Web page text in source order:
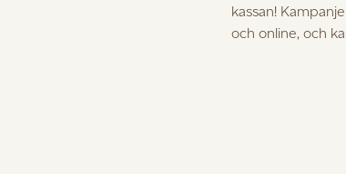
kassan!
och online, och